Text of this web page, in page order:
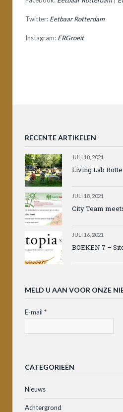
Twitter: Eetbaar Rotterdam
Instagram: ERGroeit
RECENTE ARTIKELEN
JULI 18, 2021
Living Lab
JULI 18, 2021
City Team
JULI 16, 2021
BOEKEN 7 –
MELD U AAN VOOR ONZE
E-mail *
CATEGORIEËN
Nieuws
Achtergrond